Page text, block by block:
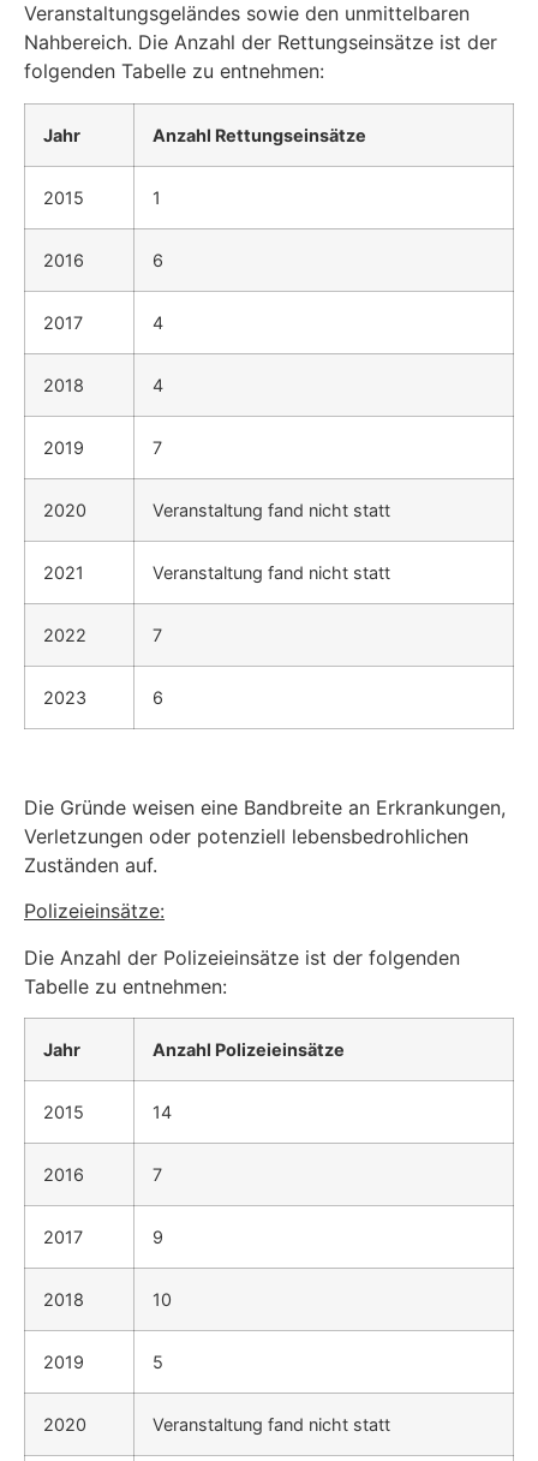
Veranstaltungsgeländes sowie den unmittelbaren
Nahbe­reich. Die Anzahl der Rettungseinsätze ist der
folgenden Tabelle zu entnehmen:
Jahr Anzahl Rettungseinsätze
2015 1
2016 6
2017 4
2018 4
2019 7
2020 Veranstaltung fand nicht statt
2021 Veranstaltung fand nicht statt
2022 7
2023 6
Die Gründe weisen eine Bandbreite an Erkrankungen,
Verletzungen oder potenziell lebensbe­drohlichen
Zuständen auf.
Polizeieinsätze:
Die Anzahl der Polizeieinsätze ist der folgenden
Tabelle zu entnehmen:
Jahr Anzahl Polizeieinsätze
2015 14
2016 7
2017 9
2018 10
2019 5
2020 Veranstaltung fand nicht statt